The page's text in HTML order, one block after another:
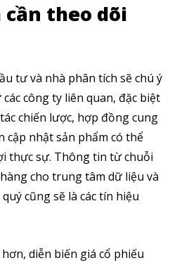
2,500 58,000
theo dõi
tư và nhà phân tích sẽ chú ý
công ty liên quan, đặc biệt
chiến lược, hợp đồng cung
cập nhật sản phẩm có thể
thực sự. Thông tin từ chuỗi
cho trung tâm dữ liệu và
cũng sẽ là các tín hiệu
diễn biến giá cổ phiếu